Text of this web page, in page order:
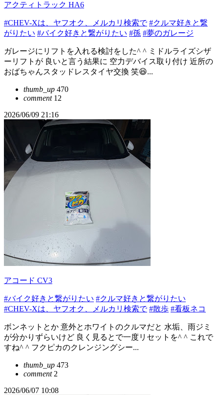
アクティトラック HA6
#CHEV-Xは、ヤフオク、メルカリ検索で #クルマ好きと繋
がりたい #バイク好きと繋がりたい #孫 #夢のガレージ
ガレージにリフトを入れる検討をした^ ^ ミドルライズシザ
ーリフトが 良いと言う結果に 空力デバイス取り付け 近所の
おばちゃんスタッドレスタイヤ交換 笑😆...
thumb_up 470
comment12
2026/06/09 21:16
アコード CV3
#バイク好きと繋がりたい #クルマ好きと繋がりたい
#CHEV-Xは、ヤフオク、メルカリ検索で #散歩 #看板ネコ
ボンネットとか 意外とホワイトのクルマだと 水垢、雨ジミ
が分かりずらいけど 良く見るとで一度リセットを^ ^ これで
すね^ ^ フクピカのクレンジングシー...
thumb_up 473
comment2
2026/06/07 10:08